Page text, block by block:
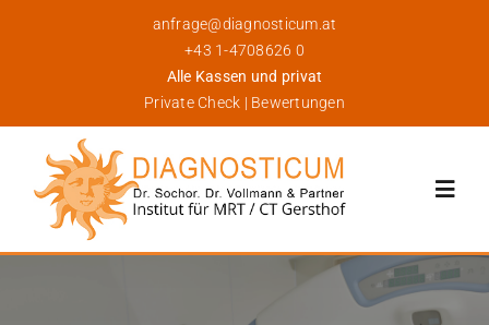
anfrage@diagnosticum.at
+43 1-4708626 0
Alle Kassen und privat
Private Check | Bewertungen